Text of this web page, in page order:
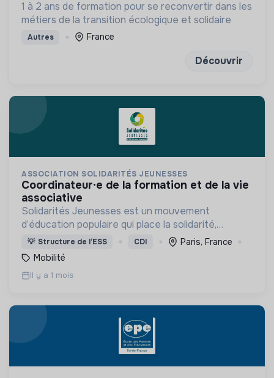
1 à 2 ans de formation pour se reconvertir dans les
métiers de la transition écologique et solidaire
Autres France
Découvrir
ASSOCIATION SOLIDARITÉS JEUNESSES
coordinateur·e de la formation et de la vie
associative
Solidarités Jeunesses est un mouvement
d’éducation populaire qui place la solidarité,
l’engagement bénévole et la volonté politique au
cœur de son projet.
💡 Structure de l’ESS CDI
Paris, France
Mobilité
Il y a 1 mois